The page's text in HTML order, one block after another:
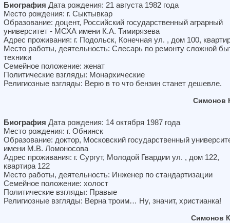
Биография Дата рождения: 21 августа 1982 года
Место рождения: г. Сыктывкар
Образование: доцент, Российский государственный аграрный
университет - МСХА имени К.А. Тимирязева
Адрес проживания: г. Подольск, Конечная ул. , дом 100,
Место работы, деятельность: Слесарь по ремонту сложной
техники
Семейное положение: женат
Политические взгляды: Монархические
Религиозные взгляды: Верю в то что бензин станет дешевле.
Симонов
Биография Дата рождения: 14 октября 1987 года
Место рождения: г. Обнинск
Образование: доктор, Московский государственный
имени М.В. Ломоносова
Адрес проживания: г. Сургут, Молодой Гвардии ул. , дом 122,
квартира 122
Место работы, деятельность: Инженер по стандартизации
Семейное положение: холост
Политические взгляды: Правые
Религиозные взгляды: Верна троим… Ну, значит, христианка!
Симонов